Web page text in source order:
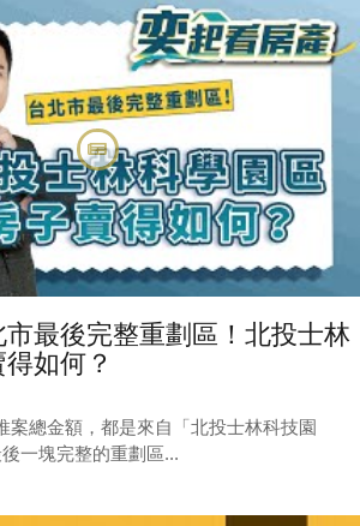
市最後完整重劃區！北投士林
如何？
案總金額，都是來自「北投士林科技園
一塊完整的重劃區...